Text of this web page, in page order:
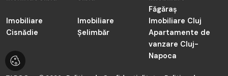
Făgăraș
Imobiliare
Cisnădie
Imobiliare
Șelimbăr
Imobiliare Cluj
Apartamente de
vanzare Cluj-
Napoca